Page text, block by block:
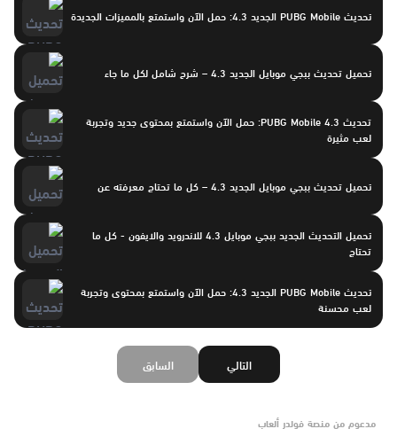
تحديث PUBG Mobile الجديد 4.3: حمل الآن واستمتع بالمميزات الجديدة
تحميل تحديث ببجي موبايل الجديد 4.3 – شرح شامل لكل ما جاء
تحديث PUBG Mobile 4.3: حمل الآن واستمتع بمحتوى جديد وتجربة
لعب مثيرة
تحميل تحديث ببجي موبايل الجديد 4.3 – كل ما تحتاج معرفته عن
تحميل التحديث الجديد ببجي موبايل 4.3 للاندرويد والايفون - كل ما
تحتاج
تحديث PUBG Mobile الجديد 4.3: حمل الآن واستمتع بمحتوى وتجربة
لعب محسنة
السابق التالي
مدعوم من منصة فولدر ألعاب